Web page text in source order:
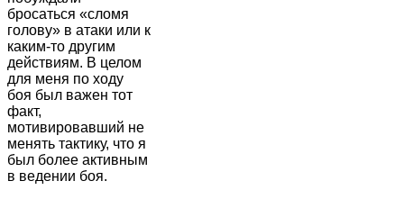
бросаться «сломя
голову» в атаки или к
каким-то другим
действиям. В целом
для меня по ходу
боя был важен тот
факт,
мотивировавший не
менять тактику, что я
был более активным
в ведении боя.